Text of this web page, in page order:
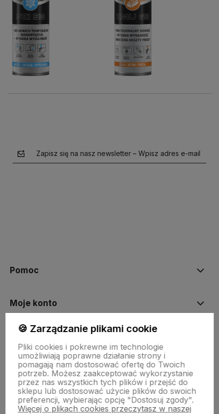
Zapisz się na nasz newsletter – Wpisz adres e-mail
Pomoc
Moje konto
Płatności i dostawa
Informacje
O nas
🍪 Zarządzanie plikami cookie
Pliki cookies i pokrewne im technologie
umożliwiają poprawne działanie strony i
pomagają nam dostosować ofertę do Twoich
potrzeb. Możesz zaakceptować wykorzystanie
przez nas wszystkich tych plików i przejść do
sklepu lub dostosować użycie plików do swoich
preferencji, wybierając opcję "Dostosuj zgody".
Więcej o plikach cookies przeczytasz w naszej